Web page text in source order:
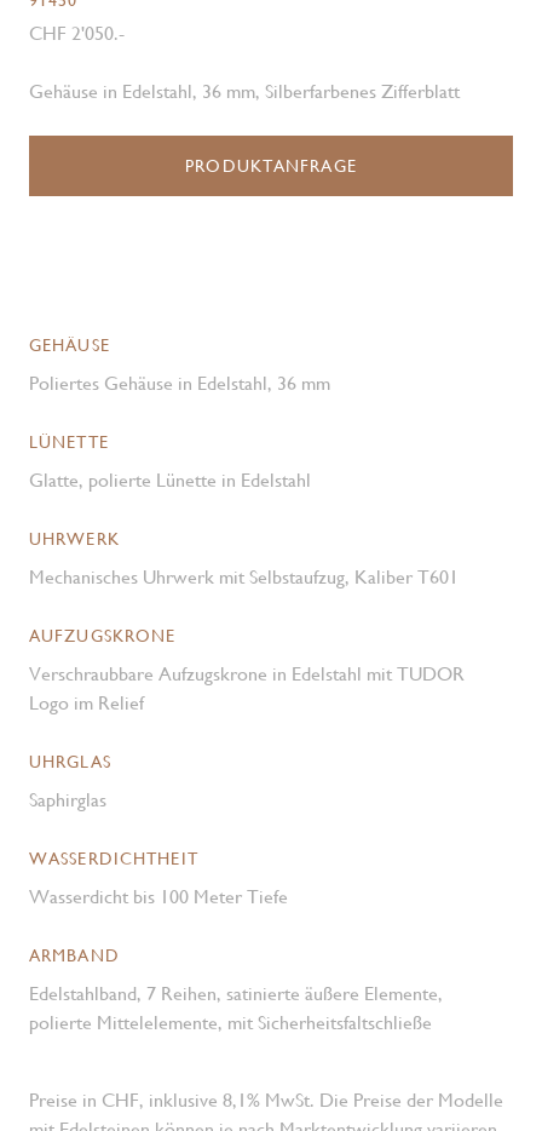
CHF 2'050.-
Gehäuse in Edelstahl, 36 mm, Silberfarbenes Zifferblatt
PRODUKTANFRAGE
GEHÄUSE
Poliertes Gehäuse in Edelstahl, 36 mm
LÜNETTE
Glatte, polierte Lünette in Edelstahl
UHRWERK
Mechanisches Uhrwerk mit Selbstaufzug, Kaliber T601
AUFZUGSKRONE
Verschraubbare Aufzugskrone in Edelstahl mit TUDOR
Logo im Relief
UHRGLAS
Saphirglas
WASSERDICHTHEIT
Wasserdicht bis 100 Meter Tiefe
ARMBAND
Edelstahlband, 7 Reihen, satinierte äußere Elemente,
polierte Mittelelemente, mit Sicherheitsfaltschließe
Preise in CHF, inklusive 8,1% MwSt. Die Preise der Modelle